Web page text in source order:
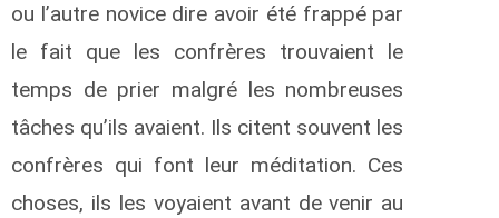
ou l’autre novice dire avoir été frappé par
le fait que les confrères trouvaient le
temps de prier malgré les nombreuses
tâches qu’ils avaient. Ils citent souvent les
confrères qui font leur méditation. Ces
choses, ils les voyaient avant de venir au